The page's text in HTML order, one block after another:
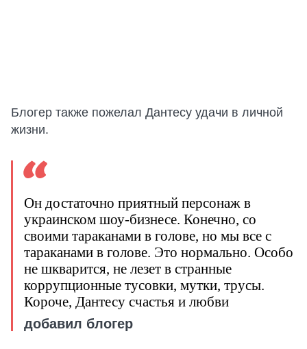
Блогер также пожелал Дантесу удачи в личной
жизни.
Он достаточно приятный персонаж в
украинском шоу-бизнесе. Конечно, со
своими тараканами в голове, но мы все с
тараканами в голове. Это нормально. Особо
не шкварится, не лезет в странные
коррупционные тусовки, мутки, трусы.
Короче, Дантесу счастья и любви
добавил блогер